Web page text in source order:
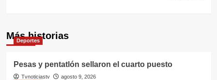
Más historias
Deportes
Pesas y pentatlón sellaron el cuarto puesto
Tvnoticiastv
agosto 9, 2026